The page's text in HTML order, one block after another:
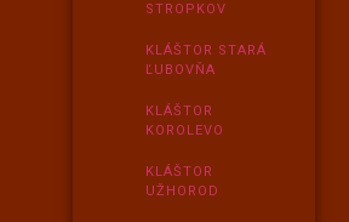
STROPKOV
KLÁŠTOR STARÁ
ĽUBOVŇA
KLÁŠTOR
KOROLEVO
KLÁŠTOR
UŽHOROD